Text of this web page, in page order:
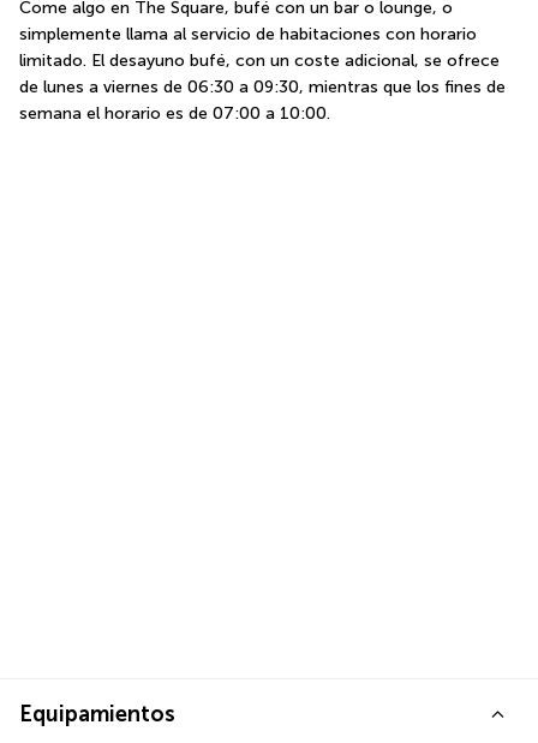
Come algo en The Square, bufé con un bar o lounge, o
simplemente llama al servicio de habitaciones con horario
limitado. El desayuno bufé, con un coste adicional, se ofrece
de lunes a viernes de 06:30 a 09:30, mientras que los fines de
semana el horario es de 07:00 a 10:00.
Equipamientos